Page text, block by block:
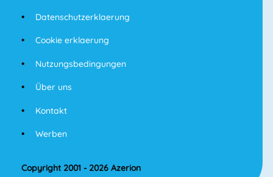
Datenschutzerklaerung
Cookie erklaerung
Nutzungsbedingungen
Über uns
Kontakt
Werben
Copyright 2001 - 2026 Azerion